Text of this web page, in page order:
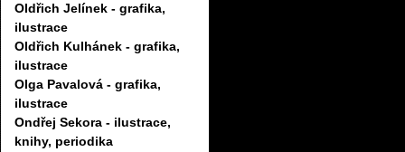
Oldřich Jelínek - grafika,
ilustrace
Oldřich Kulhánek - grafika,
ilustrace
Olga Pavalová - grafika,
ilustrace
Ondřej Sekora - ilustrace,
knihy, periodika